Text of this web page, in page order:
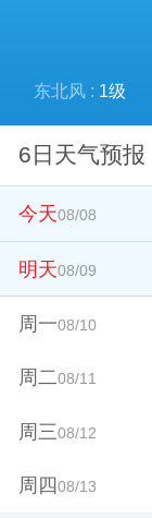
东北风 : 1级
6日天气预报
今天08/08
明天08/09
周一08/10
周二08/11
周三08/12
周四08/13